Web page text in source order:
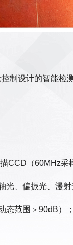
制设计的智能检
CCD（60MHz采
、偏振光、漫射
范围＞90dB）；